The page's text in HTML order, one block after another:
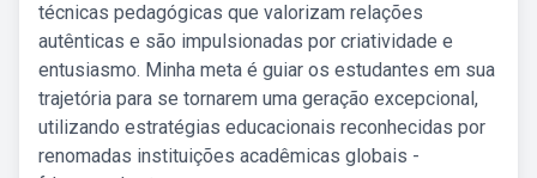
técnicas pedagógicas que valorizam relações
autênticas e são impulsionadas por criatividade e
entusiasmo. Minha meta é guiar os estudantes em sua
trajetória para se tornarem uma geração excepcional,
utilizando estratégias educacionais reconhecidas por
renomadas instituições acadêmicas globais -